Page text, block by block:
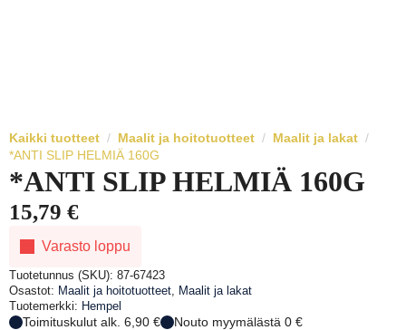
Kaikki tuotteet Maalit ja hoitotuotteet
Maalit ja lakat
*ANTI SLIP HELMIÄ 160G
*ANTI SLIP HELMIÄ 160G
15,79 €
Varasto loppu
Tuotetunnus (SKU): 87-67423
Osastot: Maalit ja hoitotuotteet
Maalit ja lakat
Tuotemerkki: Hempel
Toimituskulut alk. 6,90 € Nouto myymälästä 0 €